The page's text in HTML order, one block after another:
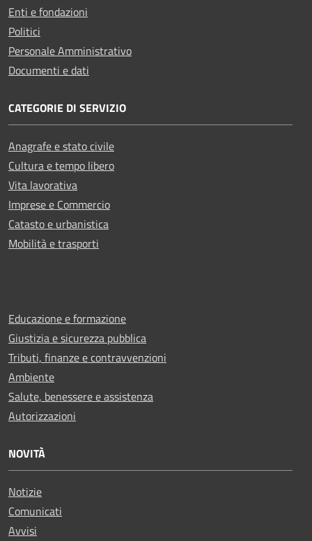
Enti e fondazioni
Politici
Personale Amministrativo
Documenti e dati
CATEGORIE DI SERVIZIO
Anagrafe e stato civile
Cultura e tempo libero
Vita lavorativa
Imprese e Commercio
Catasto e urbanistica
Mobilità e trasporti
Educazione e formazione
Giustizia e sicurezza pubblica
Tributi, finanze e contravvenzioni
Ambiente
Salute, benessere e assistenza
Autorizzazioni
NOVITÀ
Notizie
Comunicati
Avvisi